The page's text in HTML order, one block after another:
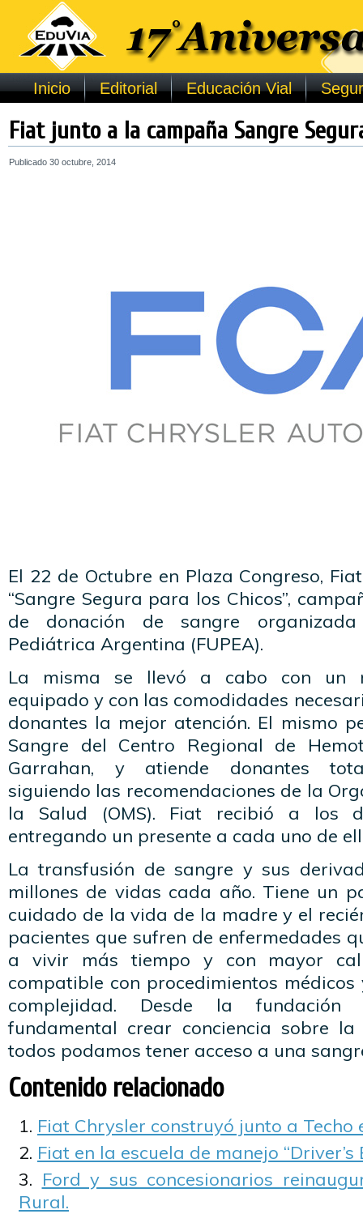
Inicio Editorial Educación Vial
Fiat junto a la campaña Sangre
Publicado 30 octubre, 2014
El 22 de Octubre en Plaza Congreso,
“Sangre Segura para los Chicos”,
de donación de sangre
Pediátrica Argentina (FUPEA).
La misma se llevó a cabo con un
equipado y con las comodidades
donantes la mejor atención. El mismo
Sangre del Centro Regional de
Garrahan, y atiende donantes
siguiendo las recomendaciones de la
la Salud (OMS). Fiat recibió a los
entregando un presente a cada uno de
La transfusión de sangre y sus
millones de vidas cada año. Tiene un
cuidado de la vida de la madre y el
pacientes que sufren de enfermedades
a vivir más tiempo y con mayor
compatible con procedimientos
complejidad. Desde la
fundamental crear conciencia sobre
todos podamos tener acceso a una
Contenido relacionado
Fiat Chrysler construyó junto a Techo
Fiat en la escuela de manejo “Driver’s
Ford y sus concesionarios
Rural.